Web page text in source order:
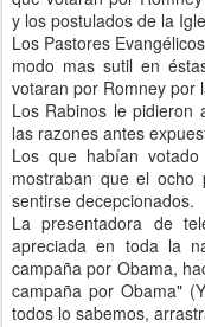
y los postulados de la
Los Pastores
modo mas sutil en
votaran por Romney por
Los Rabinos le
las razones antes
Los que habían
mostraban que el
sentirse decepcionados.
La presentadora de
apreciada en toda la
campaña por Obama,
campaña por Obama"
todos lo sabemos,